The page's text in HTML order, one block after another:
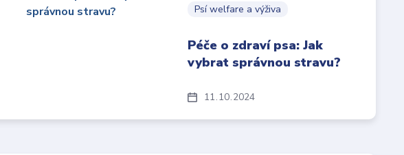
11 10 2024
Psí welfare a výživa
Péče o zdraví psa: Jak
vybrat správnou stravu?